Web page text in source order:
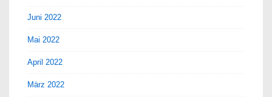
Juni 2022
Mai 2022
April 2022
März 2022